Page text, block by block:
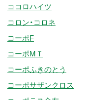
ココロハイツ
コロン・コロネ
コーポF
コーポMＴ
コーポふきのとう
コーポサザンクロス